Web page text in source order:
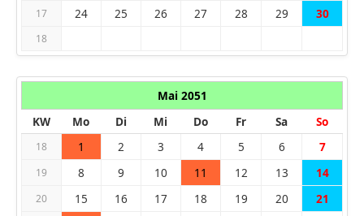
17 24 25 26 27 28 29 30
18
Mai 2051
KW
Mo Di Mi Do Fr Sa So
18 1 2 3 4 5 6 7
19 8 9 10 11 12 13 14
20 15 16 17 18 19 20 21